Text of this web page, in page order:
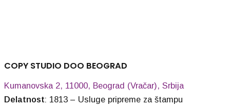
COPY STUDIO DOO BEOGRAD
Kumanovska 2, 11000, Beograd (Vračar), Srbija
Delatnost: 1813 – Usluge pripreme za štampu